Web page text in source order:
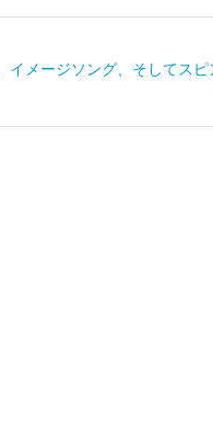
メージソング、そしてス